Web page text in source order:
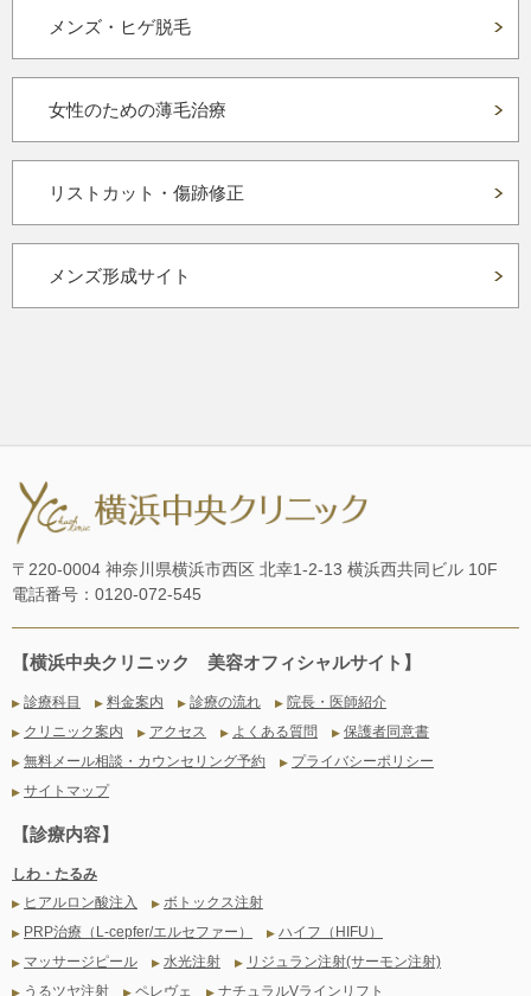
メンズ・ヒゲ脱毛
女性のための薄毛治療
リストカット・傷跡修正
メンズ形成サイト
〒220-0004 神奈川県横浜市西区 北幸1-2-13 横浜西共同ビル 10F
電話番号：0120-072-545
【横浜中央クリニック 美容オフィシャルサイト】
▶ 診療科目 ▶ 料金案内 ▶ 診療の流れ ▶ 院長・医師紹介
▶ クリニック案内 ▶ アクセス ▶ よくある質問 ▶ 保護者同意書
▶ 無料メール相談・カウンセリング予約 ▶ プライバシーポリシー
▶ サイトマップ
【診療内容】
しわ・たるみ
▶ ヒアルロン酸注入 ▶ ボトックス注射
▶ PRP治療（L-cepfer/エルセファー） ▶ ハイフ（HIFU）
▶ マッサージピール ▶ 水光注射 ▶ リジュラン注射(サーモン注射)
▶ うるツヤ注射 ▶ ペレヴェ ▶ ナチュラルVラインリフト